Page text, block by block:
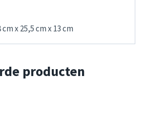
x 25,5 cm x 13 cm
producten